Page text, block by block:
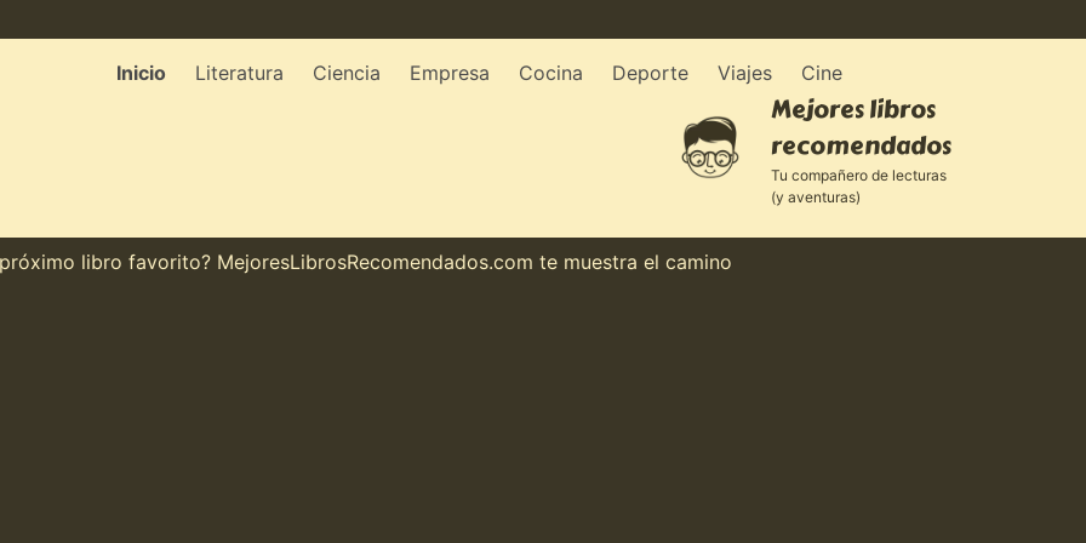
Inicio Literatura Ciencia Empresa Cocina Deporte Viajes Cine
Mejores libros
recomendados
Tu compañero de lecturas
(y aventuras)
libro favorito? MejoresLibrosRecomendados.com te muestra el camino